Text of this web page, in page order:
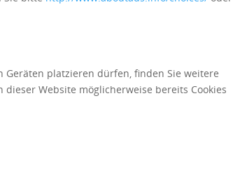
Geräten platzieren dürfen, finden Sie weitere
Website möglicherweise bereits Cookies